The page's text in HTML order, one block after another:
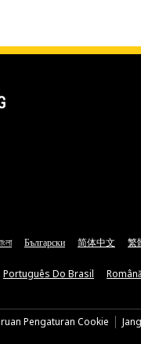
Български 简体中文 繁
Português Do Brasil Română
Pengaturan Cookie